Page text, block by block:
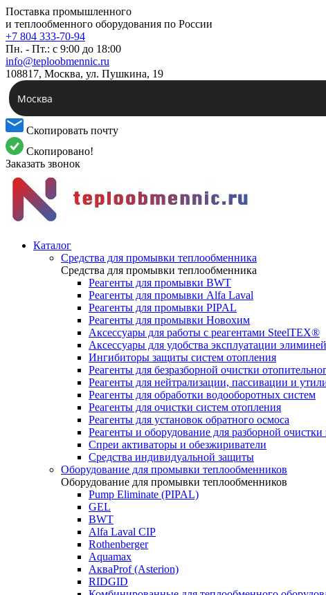
Поставка промышленного
и теплообменного оборудования по России
+7 804 333-70-94
Пн. - Пт.: с 9:00 до 18:00
info@teploobmennic.ru
108817, Москва, ул. Пушкина, 19
Москва
Скопировать почту
Скопировано!
Заказать звонок
Каталог
Средства для промывки теплообменника
Средства для промывки теплообменника
Реагенты для промывки BWT
Реагенты для промывки Alfa Laval
Реагенты для промывки PIPAL
Реагенты для промывки Новохим
Аксессуары для работы с реагентами SteelTEX®
Аксессуары для удобства эксплуатации
Ингибиторы защиты систем отопления
Реагенты для безразборной очистки
Реагенты для нейтрализации, пассивации и
Реагенты для обработки водооборотных систем
Реагенты для очистки систем отопления
Реагенты для установок обратного осмоса
Реагенты и оборудование для разборной
Спреи активаторы и обезжириватели
Средства индивидуальной защиты
Оборудование для промывки теплообменников
Оборудование для промывки теплообменников
Pump Eliminate (PIPAL)
GEL
BWT
Alfa Laval CIP
Rothenberger
Aquamax
АкваProf (Asterion)
RIDGID